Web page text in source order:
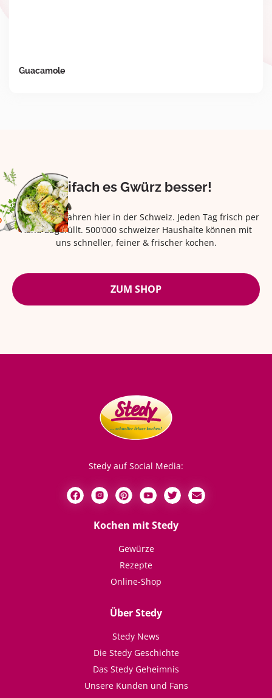
Guacamole
Eifach es Gwürz besser!
Seit über 42 Jahren hier in der Schweiz. Jeden Tag frisch per
Hand abgefüllt. 500'000 schweizer Haushalte können mit
uns schneller, feiner & frischer kochen.
ZUM SHOP
Stedy auf Social Media:
Kochen mit Stedy
Gewürze
Rezepte
Online-Shop
Über Stedy
Stedy News
Die Stedy Geschichte
Das Stedy Geheimnis
Unsere Kunden und Fans